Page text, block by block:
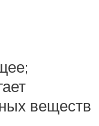
веществ